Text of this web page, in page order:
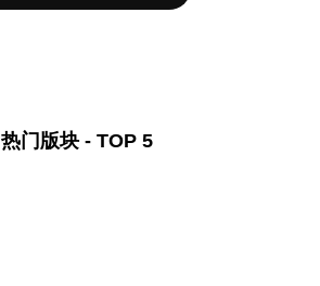
热门版块 - TOP 5